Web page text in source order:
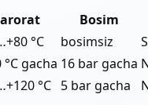
Bosim
°C bosimsiz
°C gacha 16 bar gacha
°C 5 bar gacha